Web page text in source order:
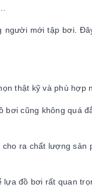
mới tập bơi.
thật kỹ và phù hợp
cũng không quá
ra chất lượng
đồ bơi rất quan